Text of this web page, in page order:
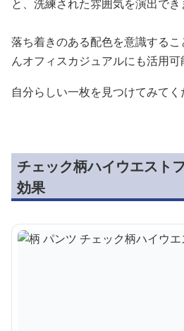
と、洗練された雰囲気を演出でき
落ち着きのある配色を意識する
んオフィスカジュアルにも活用可
自分らしい一枚を見つけてみてく
チェック柄ハイウエスト
効果